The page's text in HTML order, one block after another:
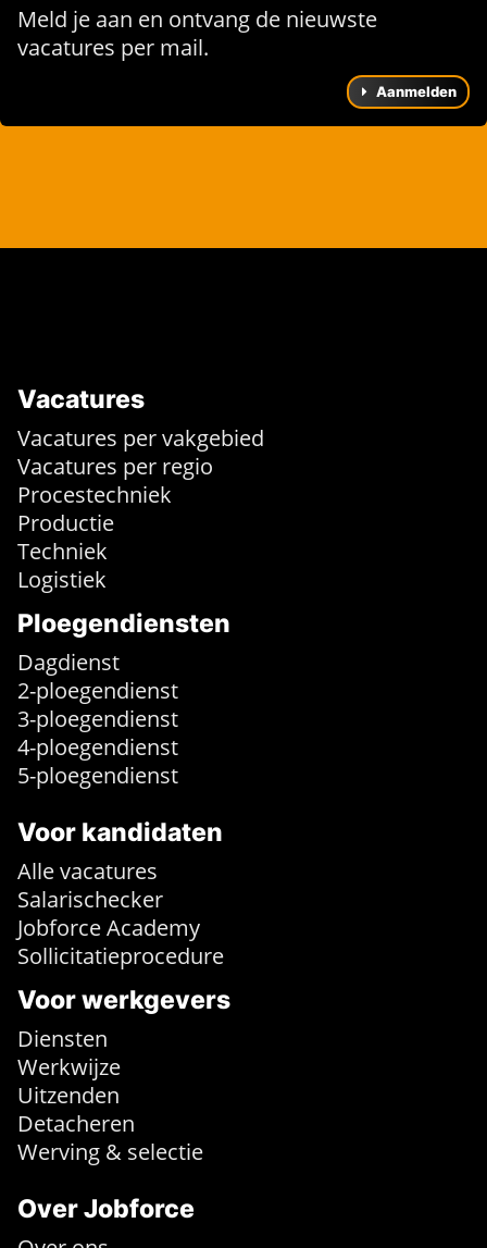
Meld je aan en ontvang de nieuwste
vacatures per mail.
Aanmelden
Vacatures
Vacatures per vakgebied
Vacatures per regio
Procestechniek
Productie
Techniek
Logistiek
Ploegendiensten
Dagdienst
2-ploegendienst
3-ploegendienst
4-ploegendienst
5-ploegendienst
Voor kandidaten
Alle vacatures
Salarischecker
Jobforce Academy
Sollicitatieprocedure
Voor werkgevers
Diensten
Werkwijze
Uitzenden
Detacheren
Werving & selectie
Over Jobforce